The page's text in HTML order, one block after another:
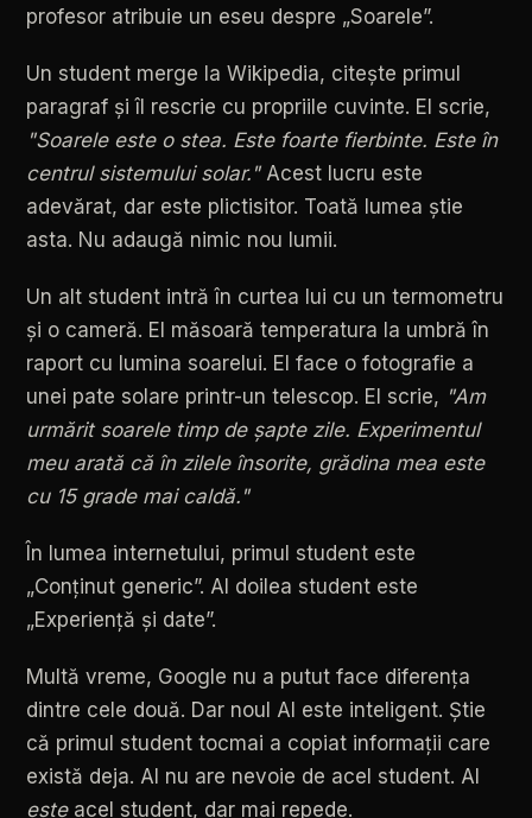
profesor atribuie un eseu despre „Soarele”.
Un student merge la Wikipedia, citește primul
paragraf și îl rescrie cu propriile cuvinte. El scrie,
"Soarele este o stea. Este foarte fierbinte. Este în
centrul sistemului solar." Acest lucru este
adevărat, dar este plictisitor. Toată lumea știe
asta. Nu adaugă nimic nou lumii.
Un alt student intră în curtea lui cu un termometru
și o cameră. El măsoară temperatura la umbră în
raport cu lumina soarelui. El face o fotografie a
unei pate solare printr-un telescop. El scrie, "Am
urmărit soarele timp de șapte zile. Experimentul
meu arată că în zilele însorite, grădina mea este
cu 15 grade mai caldă."
În lumea internetului, primul student este
„Conținut generic”. Al doilea student este
„Experiență și date”.
Multă vreme, Google nu a putut face diferența
dintre cele două. Dar noul AI este inteligent. Știe
că primul student tocmai a copiat informații care
există deja. AI nu are nevoie de acel student. AI
este acel student, dar mai repede.